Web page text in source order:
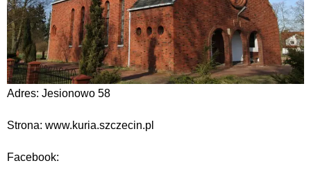
Adres: Jesionowo 58
Strona: www.kuria.szczecin.pl
Facebook: